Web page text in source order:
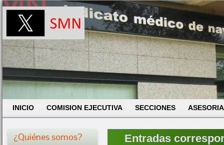
INICIO COMISION EJECUTIVA SECCIONES
¿Quiénes somos? Entradas